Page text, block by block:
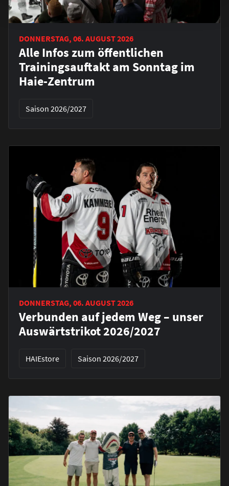
DONNERSTAG, 06. AUGUST 2026
Alle Infos zum öffentlichen
Trainingsauftakt am Sonntag im
Haie-Zentrum
Saison 2026/2027
DONNERSTAG, 06. AUGUST 2026
Verbunden auf jedem Weg – unser
Auswärtstrikot 2026/2027
HAIEstore Saison 2026/2027